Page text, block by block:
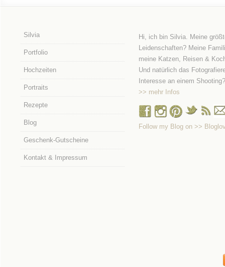
Silvia
Portfolio
Hochzeiten
Portraits
Rezepte
Blog
Geschenk-Gutscheine
Kontakt & Impressum
Hi, ich bin Silvia. Meine
Leidenschaften? Meine
meine Katzen, Reisen &
Und natürlich das
Interesse an einem Shooting?
>> mehr Infos
Follow my Blog on >>